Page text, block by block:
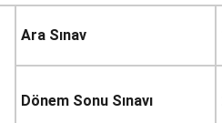
Ara Sınav
Dönem Sonu Sınavı